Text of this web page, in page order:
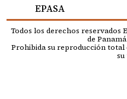
EPASA
Todos los derechos reservados
de Panamá
Prohibida su reproducción
su